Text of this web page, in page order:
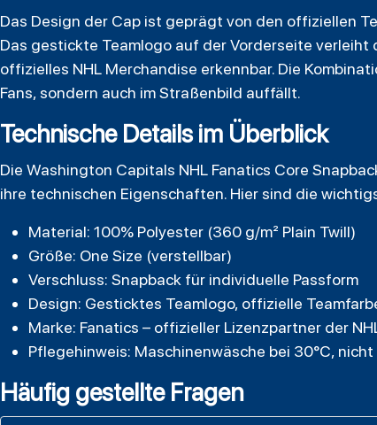
Das Design der Cap ist geprägt von den offiziellen
Das gestickte Teamlogo auf der Vorderseite
offizielles NHL Merchandise erkennbar. Die
Fans, sondern auch im Straßenbild auffällt.
Technische Details im Überblick
Die Washington Capitals NHL Fanatics Core
ihre technischen Eigenschaften. Hier sind die
Material: 100% Polyester (360 g/m² Plain Twill)
Größe: One Size (verstellbar)
Verschluss: Snapback für individuelle Passform
Design: Gesticktes Teamlogo, offizielle
Marke: Fanatics – offizieller Lizenzpartner der
Pflegehinweis: Maschinenwäsche bei 30°C,
Häufig gestellte Fragen